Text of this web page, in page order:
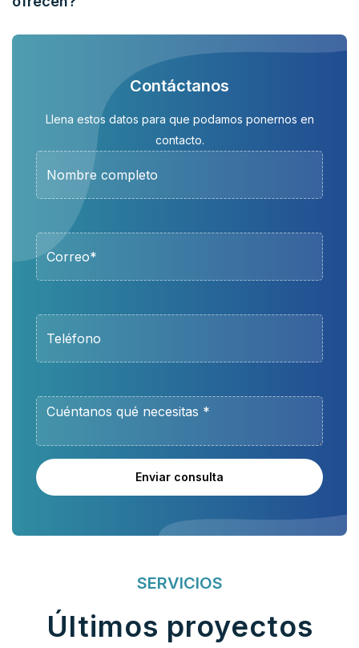
Contáctanos
Llena estos datos para que podamos ponernos en
contacto.
Enviar consulta
SERVICIOS
Últimos proyectos